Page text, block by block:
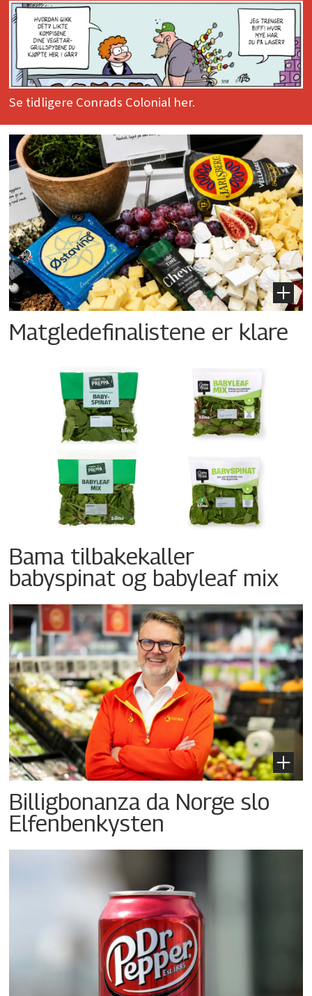
Se tidligere Conrads Colonial her.
Matgledefinalistene er klare
Bama tilbakekaller
babyspinat og babyleaf mix
Billigbonanza da Norge slo
Elfenbenkysten